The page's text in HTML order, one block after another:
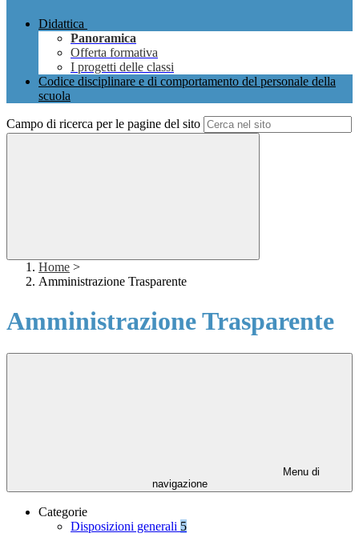
Didattica
Panoramica
Offerta formativa
I progetti delle classi
Codice disciplinare e di comportamento del personale della
scuola
Campo di ricerca per le pagine del sito
Home >
Amministrazione Trasparente
Amministrazione Trasparente
Menu di
navigazione
Categorie
Disposizioni generali 5